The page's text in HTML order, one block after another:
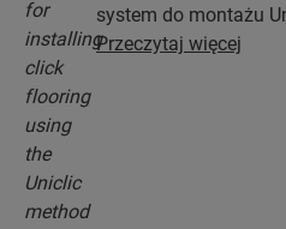
system do montażu
standardowym
Przeczytaj więcej